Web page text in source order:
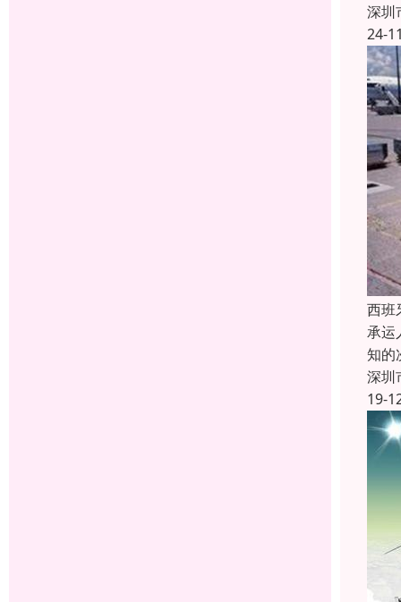
深圳
24-
西班
承运
知的
深圳
19-